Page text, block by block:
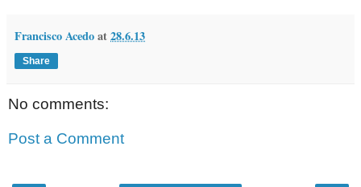
Francisco Acedoat28.6.13
Share
No comments:
Post a Comment